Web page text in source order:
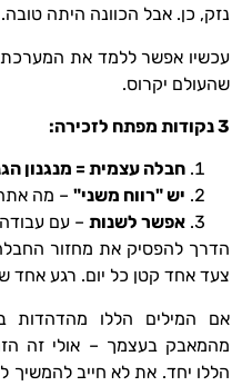
נזק, כן. אבל הכוונה היתה טובה.
עכשיו אפשר ללמד את
שהעולם יקרוס.
3נקודות מפתח לזכירה:
חבלה עצמית = מנגנון
יש "רווח משני" – מה
אפשר לשנות – עם
הדרך להפסיק את מחזור
צעד אחד קטן כל יום. רגע אחד
אם המילים הללו מהדהדות
מהמאבק בעצמך – אולי זה
הללו יחד. את לא חייב